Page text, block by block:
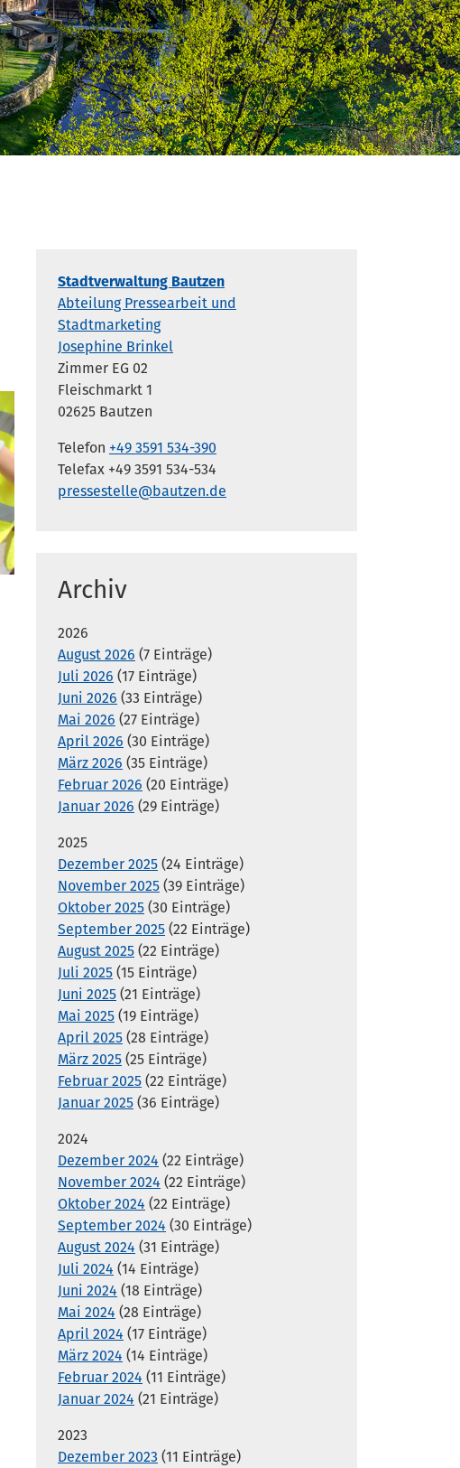
Stadtverwaltung Bautzen
Abteilung Pressearbeit und
Stadtmarketing
Josephine Brinkel
Zimmer EG 02
Fleischmarkt 1
02625 Bautzen
Telefon +49 3591 534-390
Telefax +49 3591 534-534
pressestelle@bautzen.de
Archiv
2026
August 2026 (7 Einträge)
Juli 2026 (17 Einträge)
Juni 2026 (33 Einträge)
Mai 2026 (27 Einträge)
April 2026 (30 Einträge)
März 2026 (35 Einträge)
Februar 2026 (20 Einträge)
Januar 2026 (29 Einträge)
2025
Dezember 2025 (24 Einträge)
November 2025 (39 Einträge)
Oktober 2025 (30 Einträge)
September 2025 (22 Einträge)
August 2025 (22 Einträge)
Juli 2025 (15 Einträge)
Juni 2025 (21 Einträge)
Mai 2025 (19 Einträge)
April 2025 (28 Einträge)
März 2025 (25 Einträge)
Februar 2025 (22 Einträge)
Januar 2025 (36 Einträge)
2024
Dezember 2024 (22 Einträge)
November 2024 (22 Einträge)
Oktober 2024 (22 Einträge)
September 2024 (30 Einträge)
August 2024 (31 Einträge)
Juli 2024 (14 Einträge)
Juni 2024 (18 Einträge)
Mai 2024 (28 Einträge)
April 2024 (17 Einträge)
März 2024 (14 Einträge)
Februar 2024 (11 Einträge)
Januar 2024 (21 Einträge)
2023
Dezember 2023 (11 Einträge)